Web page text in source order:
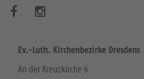
s
u
s
u
Ev.-Luth. Kirchenbezirke Dresdens
An der Kreuzkirche 6